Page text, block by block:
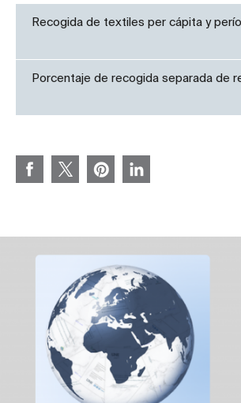
Recogida de textiles per cápita y
Porcentaje de recogida separada de